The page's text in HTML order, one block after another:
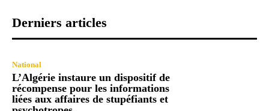
Derniers articles
National
L’Algérie instaure un dispositif de
récompense pour les informations
liées aux affaires de stupéfiants et